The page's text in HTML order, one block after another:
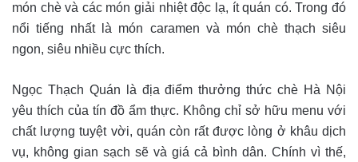
món chè và các món giải nhiệt độc lạ, ít quán có. Trong đó
nổi tiếng nhất là món caramen và món chè thạch siêu
ngon, siêu nhiều cực thích.
Ngọc Thạch Quán là địa điểm thưởng thức chè Hà Nội
yêu thích của tín đồ ẩm thực. Không chỉ sở hữu menu với
chất lượng tuyệt vời, quán còn rất được lòng ở khâu dịch
vụ, không gian sạch sẽ và giá cả bình dân. Chính vì thế,